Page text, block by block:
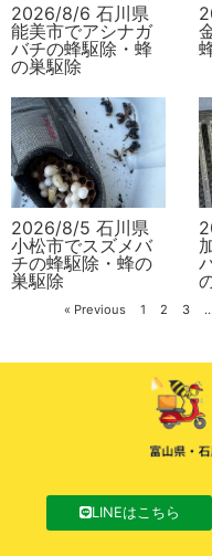
2026/8/6 石川県
能美市でアシナガ
バチの蜂駆除・蜂
の巣駆除
2026/8/5 石川県
小松市でスズメバ
チの蜂駆除・蜂の
巣駆除
« Previous 1 2 3 …
LINEはこちら